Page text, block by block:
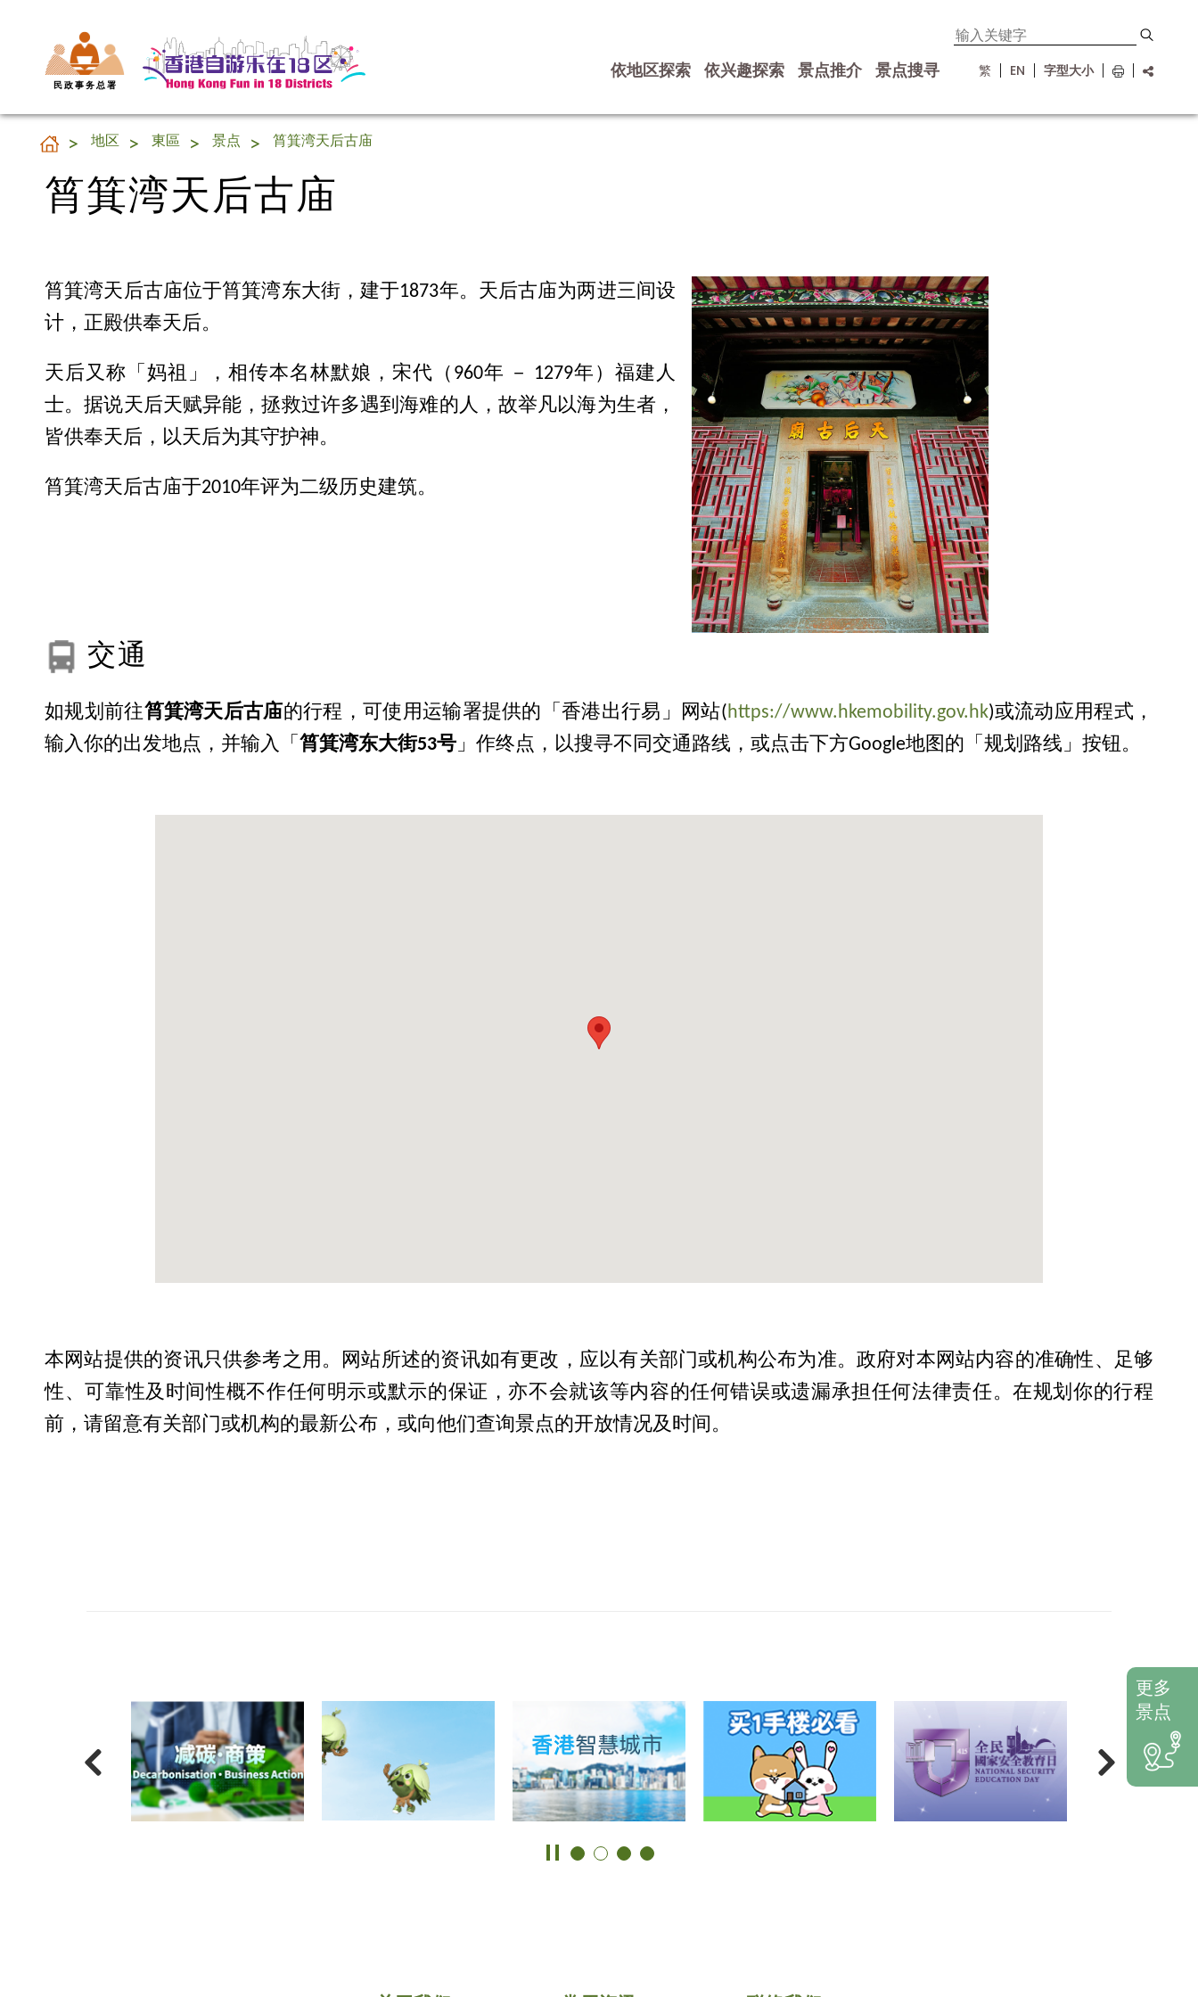
民 政 事 务 总 署
依地区探索 依兴趣探索 景点推介 景点搜寻 繁 EN 字型大小
筲箕湾天后古庙
地区 東區 景点 筲箕湾天后古庙
筲箕湾天后古庙
筲箕湾天后古庙位于筲箕湾东大街，建于1873年。天后古庙为两进三间设
计，正殿供奉天后。
天后又称「妈祖」，相传本名林默娘，宋代（960年 － 1279年）福建人
士。据说天后天赋异能，拯救过许多遇到海难的人，故举凡以海为生者，
皆供奉天后，以天后为其守护神。
筲箕湾天后古庙于2010年评为二级历史建筑。
交通
如规划前往筲箕湾天后古庙的行程，可使用运输署提供的「香港出行易」网站(https://www.hkemobility.gov.hk)或流动应用程式，
输入你的出发地点，并输入「 筲箕湾东大街53号 」作终点，以搜寻不同交通路线，或点击下方Google地图的「规划路线」按钮。
本网站提供的资讯只供参考之用。网站所述的资讯如有更改，应以有关部门或机构公布为准。政府对本网站内容的准确性、足够
性、可靠性及时间性概不作任何明示或默示的保证，亦不会就该等内容的任何错误或遗漏承担任何法律责任。在规划你的行程
前，请留意有关部门或机构的最新公布，或向他们查询景点的开放情况及时间。
更多
景点